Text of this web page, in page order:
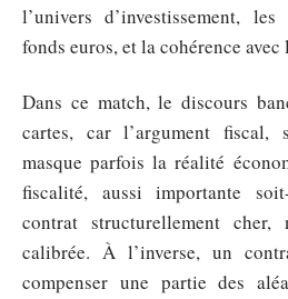
l’univers d’investissement,
fonds euros, et la cohérence
Dans ce match, le discours
cartes, car l’argument fiscal,
masque parfois la réalité
fiscalité, aussi importante
contrat structurellement
calibrée. À l’inverse, un
compenser une partie des